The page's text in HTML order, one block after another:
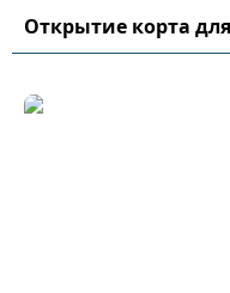
Открытие корта